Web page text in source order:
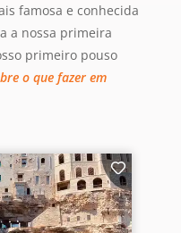
famosa e conhecida
a nossa primeira
primeiro pouso
o que fazer em